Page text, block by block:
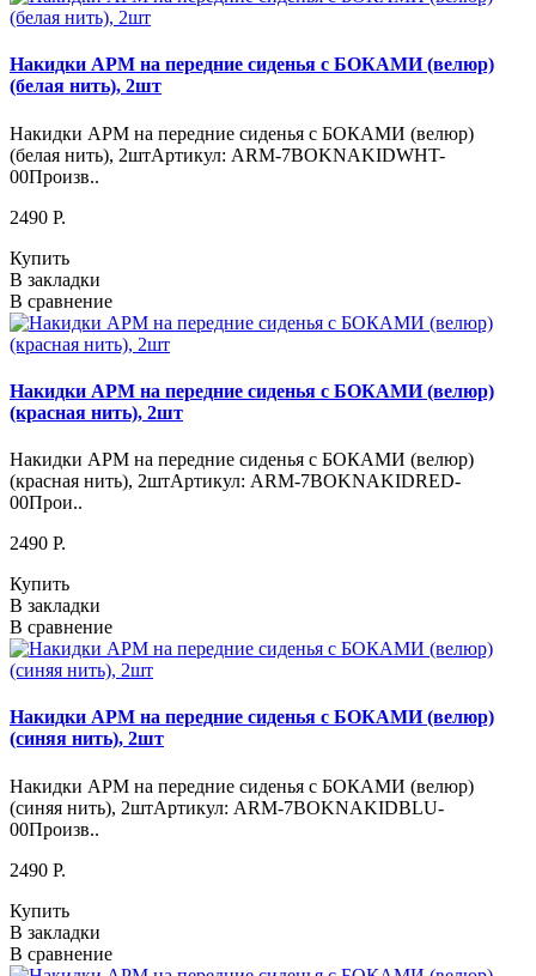
Накидки АРМ на передние сиденья с БОКАМИ (велюр)
(белая нить), 2шт
Накидки АРМ на передние сиденья с БОКАМИ (велюр)
(белая нить), 2штАртикул: ARM-7BOKNAKIDWHT-
00Произв..
2490 P.
Купить
В закладки
В сравнение
Накидки АРМ на передние сиденья с БОКАМИ (велюр)
(красная нить), 2шт
Накидки АРМ на передние сиденья с БОКАМИ (велюр)
(красная нить), 2штАртикул: ARM-7BOKNAKIDRED-
00Прои..
2490 P.
Купить
В закладки
В сравнение
Накидки АРМ на передние сиденья с БОКАМИ (велюр)
(синяя нить), 2шт
Накидки АРМ на передние сиденья с БОКАМИ (велюр)
(синяя нить), 2штАртикул: ARM-7BOKNAKIDBLU-
00Произв..
2490 P.
Купить
В закладки
В сравнение